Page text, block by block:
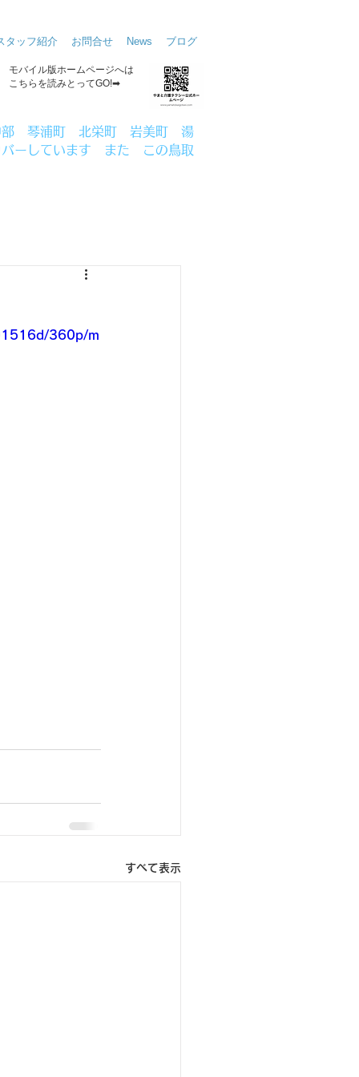
タッフ紹介 お問合せ News ブログ
​モバイル版ホームページへは
こちらを読みとってGO!➡
部 琴浦町 北栄町 岩美町 湯
ーしています
また この鳥取
360p/m
すべて表示